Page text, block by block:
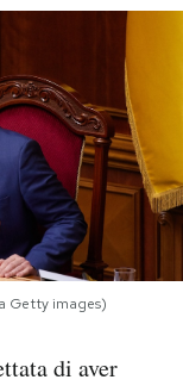
calcio 2026
Getty images)
di aver